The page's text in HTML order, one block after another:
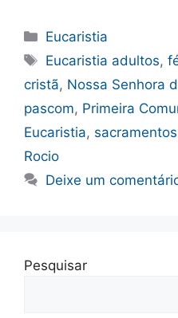
Categorias
Eucaristia
Tags
Eucaristia adultos,
cristã, Nossa Senhora
pascom, Primeira
Eucaristia,
Rocio
Deixe um
Pesquisar